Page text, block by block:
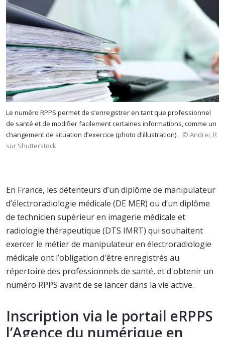
Le numéro RPPS permet de s’enregistrer en tant que professionnel
de santé et de modifier facilement certaines informations, comme un
changement de situation d’exercice (photo d'illustration).
© Andrei_R
sur Shutterstock
En France, les détenteurs d’un diplôme de manipulateur
d’électroradiologie médicale (DE MER) ou d’un diplôme
de technicien supérieur en imagerie médicale et
radiologie thérapeutique (DTS IMRT) qui souhaitent
exercer le métier de manipulateur en électroradiologie
médicale ont l’obligation d'être enregistrés au
répertoire des professionnels de santé, et d'obtenir un
numéro RPPS avant de se lancer dans la vie active.
Inscription via le portail eRPPS
l’Agence du numérique en